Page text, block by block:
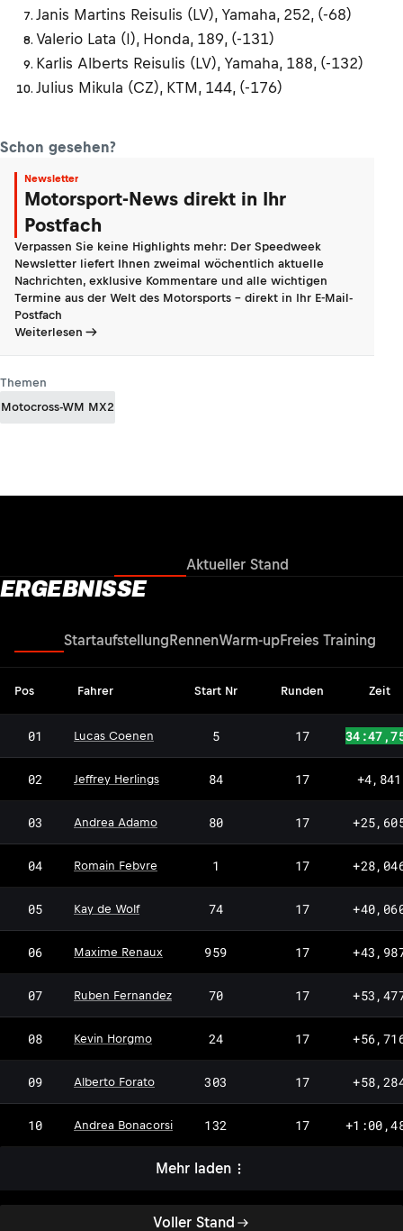
Janis Martins Reisulis (LV), Yamaha, 252, (-68)
Valerio Lata (I), Honda, 189, (-131)
Karlis Alberts Reisulis (LV), Yamaha, 188, (-132)
Julius Mikula (CZ), KTM, 144, (-176)
Schon gesehen?
Newsletter
Motorsport-News direkt in Ihr
Postfach
Verpassen Sie keine Highlights mehr: Der Speedweek
Newsletter liefert Ihnen zweimal wöchentlich aktuelle
Nachrichten, exklusive Kommentare und alle wichtigen
Termine aus der Welt des Motorsports - direkt in Ihr E-Mail-
Postfach
Weiterlesen
Themen
Motocross-WM MX2
Aktueller Stand
ERGEBNISSE
Voller Stand
StartaufstellungRennenWarm-upFreies Training
Pos Fahrer Start Nr Runden Zeit
01 Lucas Coenen 5 17
02 Jeffrey Herlings 84 17 +4,841
03 Andrea Adamo 80 17
04 Romain Febvre 1 17
05 Kay de Wolf 74 17
06 Maxime Renaux 959 17
07 Ruben Fernandez 70 17
08 Kevin Horgmo 24 17
09 Alberto Forato 303 17
10 Andrea Bonacorsi 132 17
Mehr laden